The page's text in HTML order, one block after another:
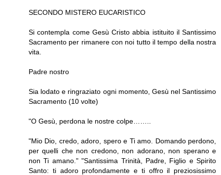
SECONDO MISTERO EUCARISTICO
Si contempla come Gesù Cristo abbia istitui­to il Santissimo
Sacramento per rimanere con noi tutto il tempo della nostra
vita.
Padre nostro
Sia lodato e ringraziato ogni momento, Gesù nel Santissimo
Sacramento (10 volte)
"O Gesù, perdona le nostre colpe……..
"Mio Dio, credo, adoro, spero e Ti amo. Domando perdono,
per quelli che non credo­no, non adorano, non sperano e
non Ti amano." "Santissima Trinità, Padre, Figlio e Spirito
Santo: ti adoro profondamente e ti offro il preziosissimo